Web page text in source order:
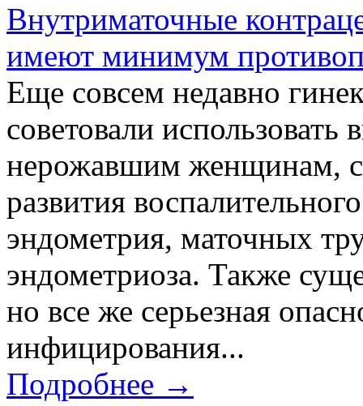
Внутриматочные
имеют минимум
Еще совсем недавно
советовали
нерожавшим женщинам,
развития
эндометрия, маточных
эндометриоза. Также
но все же серьезная
инфицирования...
Подробнее →